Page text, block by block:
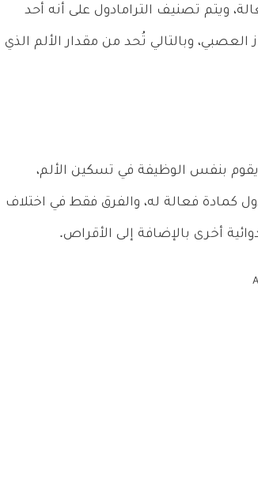
ويتم تصنيف الترامادول على أنه أحد
وبالتالي تُحد من مقدار الألم الذي
يقوم بنفس الوظيفة في تسكين الألم،
كمادة فعالة له، والفرق فقط في اختلاف
أخرى بالإضافة إلى الأقراص.